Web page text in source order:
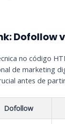
Dofollow
no código
de marketing
antes de
Dofollow